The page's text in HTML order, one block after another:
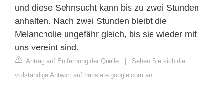
und diese Sehnsucht kann bis zu zwei Stunden
anhalten. Nach zwei Stunden bleibt die
Melancholie ungefähr gleich, bis sie wieder mit
uns vereint sind.
Antrag auf Entfernung der Quelle | Sehen Sie sich die
vollständige Antwort auf translate.google.com an